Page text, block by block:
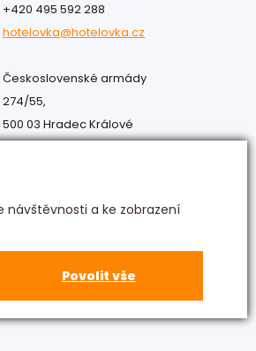
návštěvnosti a ke zobrazení
Povolit vše
+420 495 592 288
hotelovka@hotelovka.cz
Československé armády
274/55,
500 03 Hradec Králové